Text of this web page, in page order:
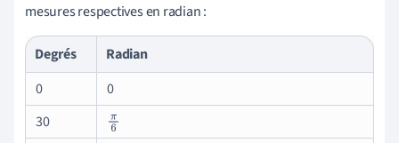
mesures respectives en radian :
Degrés
Radian
0
0
30
π6